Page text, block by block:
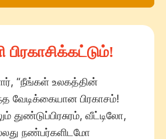
“நீங்கள் உலகத்தின்
வேடிக்கையான பிரகாசம்!
துண்டுப்பிரசுரம், வீட்டிலோ,
நண்பர்களிடமோ